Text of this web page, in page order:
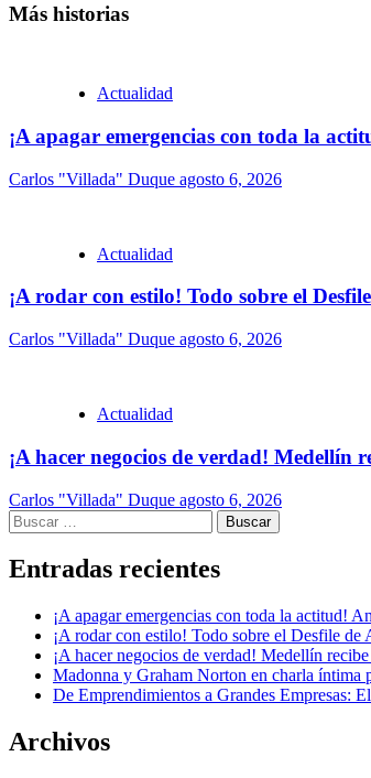
Más historias
Actualidad
¡A apagar emergencias con toda la
Carlos "Villada" Duque agosto 6, 2026
Actualidad
¡A rodar con estilo! Todo sobre el
Carlos "Villada" Duque agosto 6, 2026
Actualidad
¡A hacer negocios de verdad! Medellín
Carlos "Villada" Duque agosto 6, 2026
Buscar:
Entradas recientes
¡A apagar emergencias con toda la actitud!
¡A rodar con estilo! Todo sobre el Desfile
¡A hacer negocios de verdad! Medellín
Madonna y Graham Norton en charla
De Emprendimientos a Grandes Empresas:
Archivos